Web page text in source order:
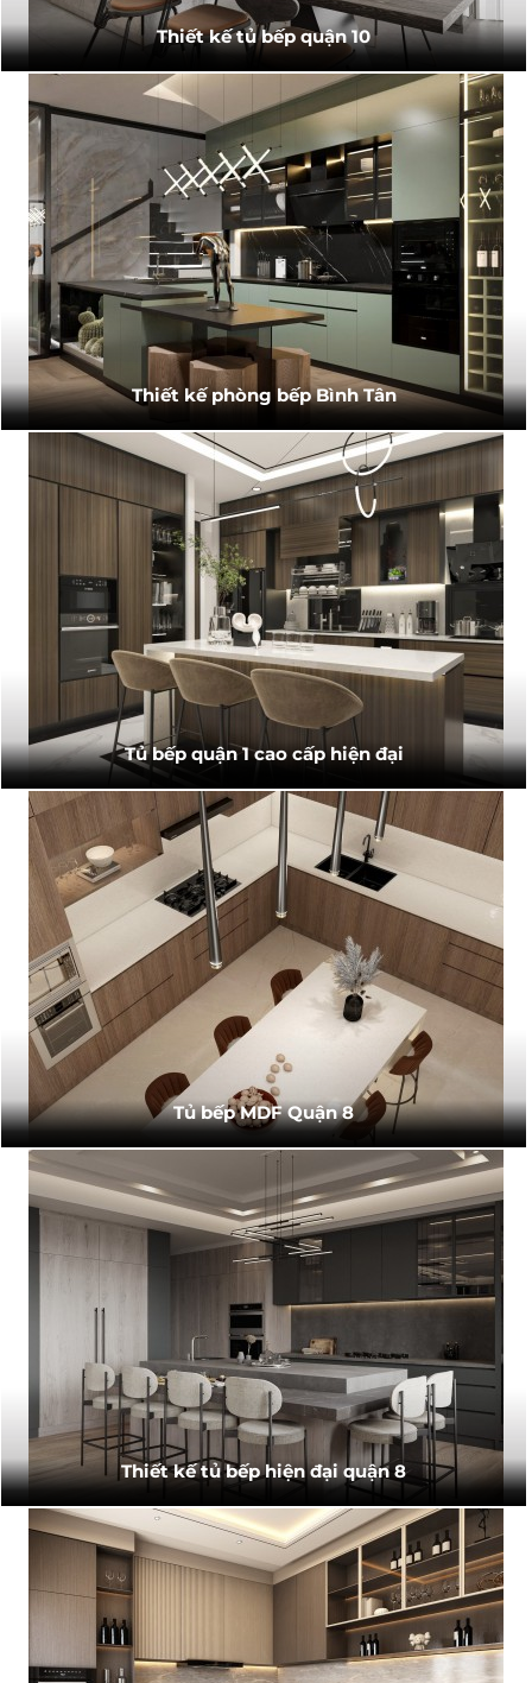
Thiết kế tủ bếp quận 10
Thiết kế phòng bếp Bình Tân
Tủ bếp quận 1 cao cấp hiện đại
Tủ bếp MDF Quận 8
Thiết kế tủ bếp hiện đại quận 8